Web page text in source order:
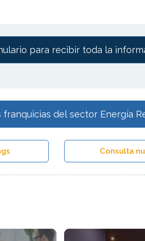
para recibir toda la
franquicias del sector Energía
Consulta